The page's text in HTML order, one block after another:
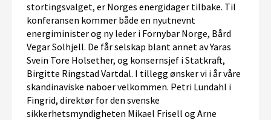
stortingsvalget, er Norges energidager tilbake. Til
konferansen kommer både en nyutnevnt
energiministerog ny leder i Fornybar Norge, Bård
Vegar Solhjell. De får selskap blant annet av Yaras
Svein Tore Holsether, og konsernsjef i Statkraft,
Birgitte Ringstad Vartdal. I tillegg ønsker vi iårvåre
skandinaviske naboer velkommen. Petri Lundahl i
Fingrid, direktør for den svenske
sikkerhetsmyndigheten Mikael Frisell og Arne